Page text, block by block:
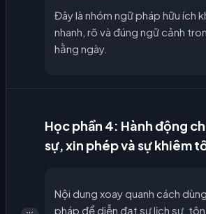
Đây là nhóm ngữ pháp hữu ích
nhanh, rõ và đúng ngữ cảnh
hằng ngày.
Học phần 4: Hành động
sự, xin phép và sự khiêm
Nội dung xoay quanh cách
pháp để diễn đạt sự lịch sự,